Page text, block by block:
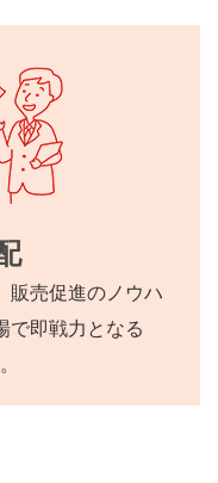
販売促進のノウハ
で即戦力となる